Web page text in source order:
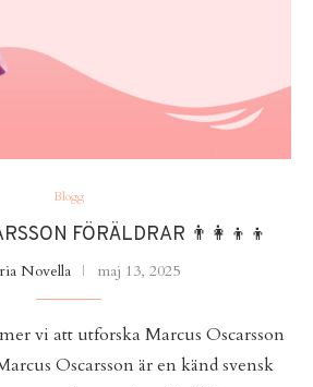
Blogg
FÖRÄLDRAR 👨‍👩‍👦‍👦
Novella maj 13, 2025
vi att utforska Marcus Oscarsson
Oscarsson är en känd svensk